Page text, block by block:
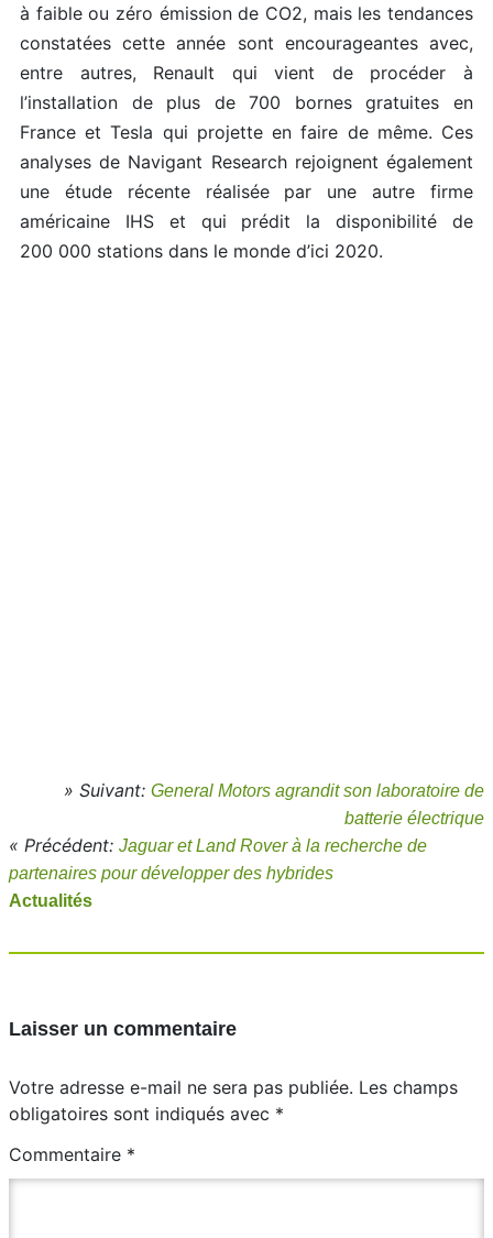
à faible ou zéro émission de CO2, mais les tendances
constatées cette année sont encourageantes avec,
entre autres, Renault qui vient de procéder à
l’installation de plus de 700 bornes gratuites en
France et Tesla qui projette en faire de même. Ces
analyses de Navigant Research rejoignent également
une étude récente réalisée par une autre firme
américaine IHS et qui prédit la disponibilité de
200 000 stations dans le monde d’ici 2020.
» Suivant: General Motors agrandit son laboratoire de
batterie électrique
« Précédent: Jaguar et Land Rover à la recherche de
partenaires pour développer des hybrides
Actualités
Laisser un commentaire
Votre adresse e-mail ne sera pas publiée. Les champs
obligatoires sont indiqués avec *
Commentaire *